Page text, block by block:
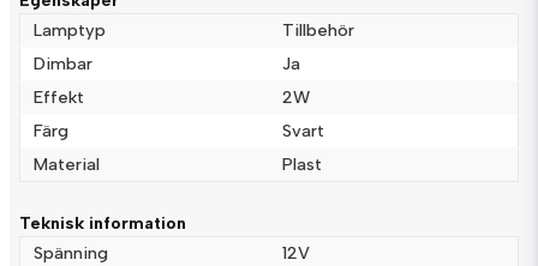
name
Lamptyp
Tillbehör
Dimbar
Ja
Effekt
2W
Färg
Svart
Material
Plast
Teknisk information
Spänning
12V